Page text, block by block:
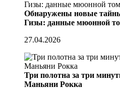
Обнаружены новые
Гизы: данные мюонной
27.04.2026
Три полотна за три
Маньяни Рокка